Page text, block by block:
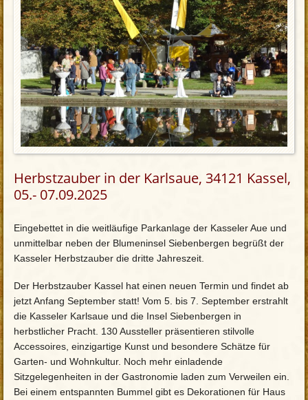
Herbstzauber in der Karlsaue, 34121 Kassel,
05.- 07.09.2025
Eingebettet in die weitläufige Parkanlage der Kasseler Aue und
unmittelbar neben der Blumeninsel Siebenbergen begrüßt der
Kasseler Herbstzauber die dritte Jahreszeit.
Der Herbstzauber Kassel hat einen neuen Termin und findet ab
jetzt Anfang September statt! Vom 5. bis 7. September erstrahlt
die Kasseler Karlsaue und die Insel Siebenbergen in
herbstlicher Pracht. 130 Aussteller präsentieren stilvolle
Accessoires, einzigartige Kunst und besondere Schätze für
Garten- und Wohnkultur. Noch mehr einladende
Sitzgelegenheiten in der Gastronomie laden zum Verweilen ein.
Bei einem entspannten Bummel gibt es Dekorationen für Haus